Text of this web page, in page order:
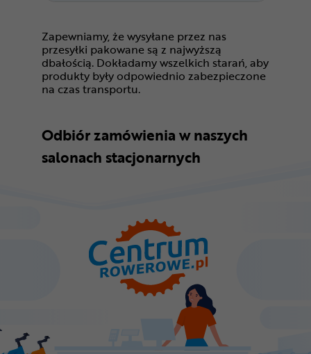
Zapewniamy, że wysyłane przez nas
przesyłki pakowane są z najwyższą
dbałością. Dokładamy wszelkich starań, aby
produkty były odpowiednio zabezpieczone
na czas transportu.
Odbiór zamówienia w naszych
salonach stacjonarnych